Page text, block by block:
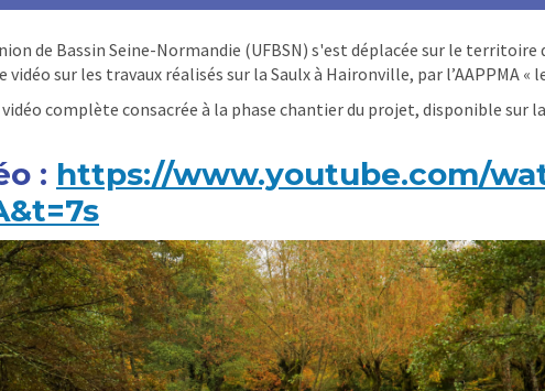
de Bassin Seine-Normandie (UFBSN) s'est déplacée sur le territoire
sur les travaux réalisés sur la Saulx à Haironville, par l’AAPPMA «
complète consacrée à la phase chantier du projet, disponible sur la
: https://www.youtube.com/